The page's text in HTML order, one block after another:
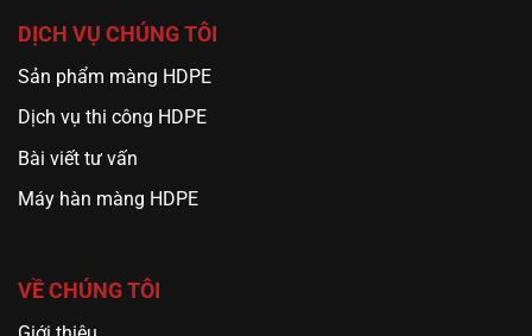
DỊCH VỤ CHÚNG TÔI
Sản phẩm màng HDPE
Dịch vụ thi công HDPE
Bài viết tư vấn
Máy hàn màng HDPE
VỀ CHÚNG TÔI